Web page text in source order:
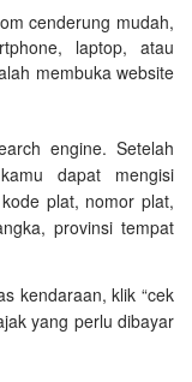
cenderung mudah,
laptop, atau
membuka website
engine. Setelah
dapat mengisi
plat, nomor plat,
provinsi tempat
kendaraan, klik “cek
yang perlu dibayar